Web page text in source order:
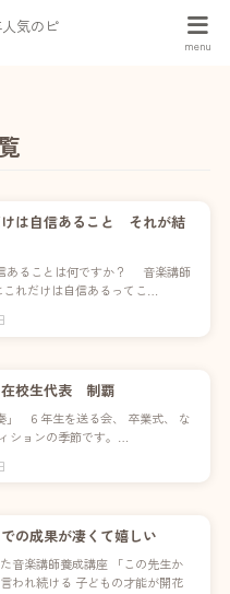
気のピ
は自信あること それが結
あることは何ですか？ 音楽講師
これだけは自信あるってこ…
校生代表 制覇
６年生を送る会、 卒業式、 な
ションの季節です。…
の成果が凄くて嬉しい
音楽講師養成講座 「この先生か
われ続ける 子どもの才能が開花